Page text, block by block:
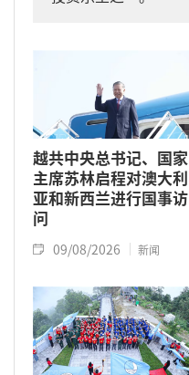
越共中央总书记、国家
主席苏林启程对澳大利
亚和新西兰进行国事访
问
09/08/2026 新闻